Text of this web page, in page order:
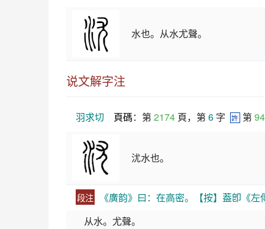
水也。从水尤聲。
说文解字注
羽求切 頁碼：第 2174 頁，第 6 字 許 第
沋水也。
段注
《廣韵》曰：在高密。【按】葢卽《左
从水。尤聲。